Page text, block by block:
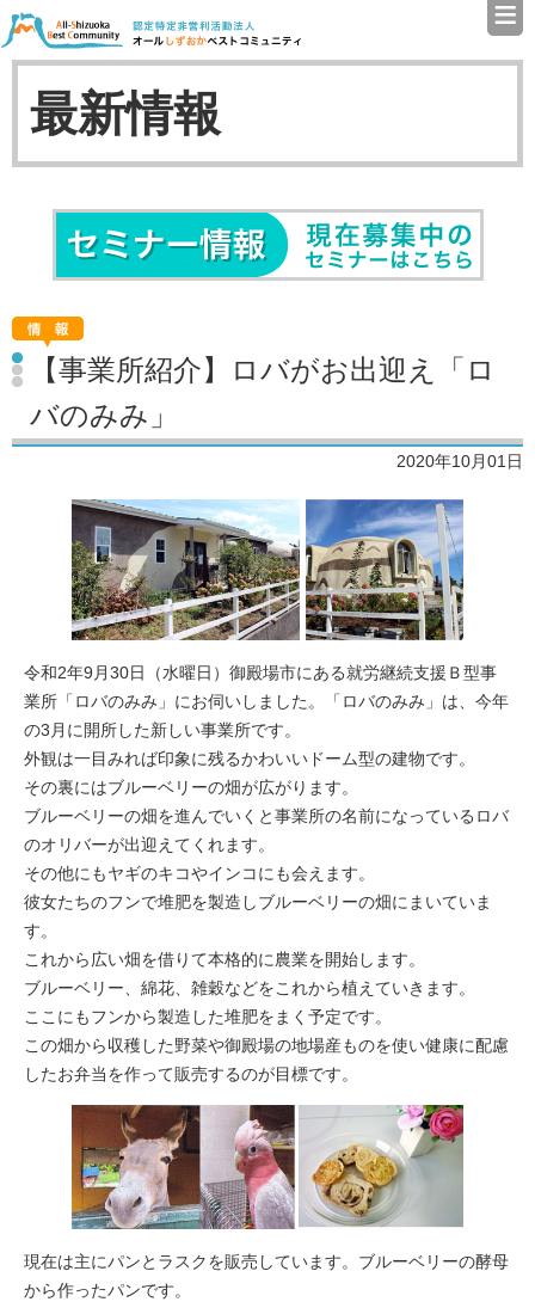
認定特定非営利活動法人（
≡
最新情報
【事業所紹介】ロバがお出迎え「ロ
バのみみ」
2020年10月01日
令和2年9月30日（水曜日）御殿場市にある就労継続支援Ｂ型事
業所「ロバのみみ」にお伺いしました。「ロバのみみ」は、今年
の3月に開所した新しい事業所です。
外観は一目みれば印象に残るかわいいドーム型の建物です。
その裏にはブルーベリーの畑が広がります。
ブルーベリーの畑を進んでいくと事業所の名前になっているロバ
のオリバーが出迎えてくれます。
その他にもヤギのキコやインコにも会えます。
彼女たちのフンで堆肥を製造しブルーベリーの畑にまいていま
す。
これから広い畑を借りて本格的に農業を開始します。
ブルーベリー、綿花、雑穀などをこれから植えていきます。
ここにもフンから製造した堆肥をまく予定です。
この畑から収穫した野菜や御殿場の地場産ものを使い健康に配慮
したお弁当を作って販売するのが目標です。
現在は主にパンとラスクを販売しています。ブルーベリーの酵母
から作ったパンです。